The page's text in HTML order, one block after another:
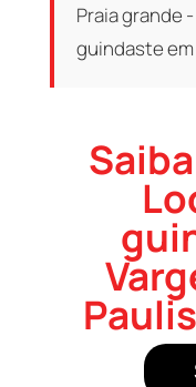
Praia grande
guindaste em